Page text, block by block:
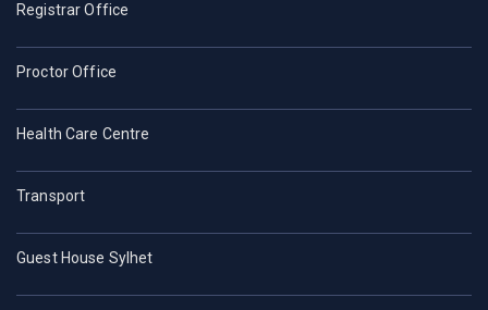
Registrar Office
Proctor Office
Health Care Centre
Transport
Guest House Sylhet